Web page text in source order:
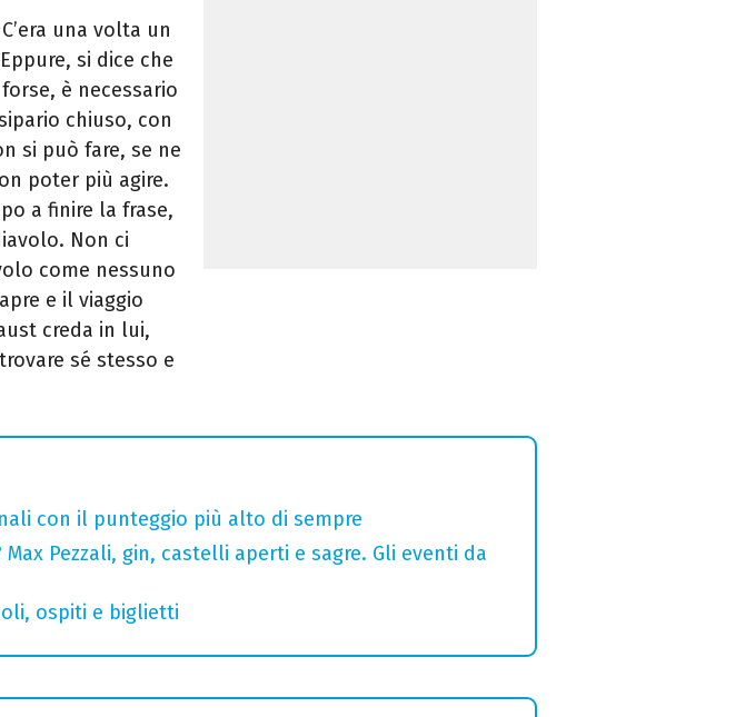
una volta un
si dice che
è necessario
chiuso, con
si può fare, se ne
poter più agire.
a finire la frase,
Non ci
come nessuno
e il viaggio
creda in lui,
sé stesso e
con il punteggio più alto di sempre
Pezzali, gin, castelli aperti e sagre. Gli eventi da
ospiti e biglietti